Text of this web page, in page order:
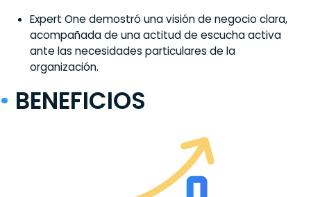
Expert One demostró una visión de negocio clara,
acompañada de una actitud de escucha activa
ante las necesidades particulares de la
organización.
BENEFICIOS